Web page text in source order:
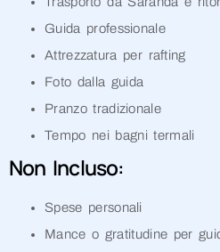
Guida professionale
Attrezzatura per rafting
Foto dalla guida
Pranzo tradizionale
Tempo nei bagni termali
Non Incluso:
Spese personali
Mance o gratitudine per